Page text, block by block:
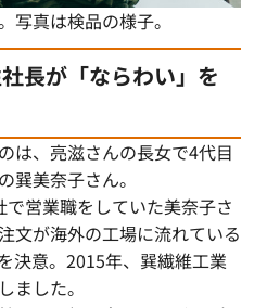
写真は検品の様子。
長が「ならわい」を
は、亮滋さんの長女で4代目
巽美奈子さん。
営業職をしていた美奈子さ
文が海外の工場に流れている
決意。2015年、巽繊維工業
ました。